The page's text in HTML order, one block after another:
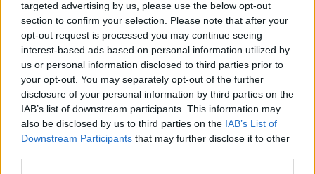
targeted advertising by us, please use the below opt-out
section to confirm your selection. Please note that after your
opt-out request is processed you may continue seeing
interest-based ads based on personal information utilized by
us or personal information disclosed to third parties prior to
your opt-out. You may separately opt-out of the further
disclosure of your personal information by third parties on the
IAB’s list of downstream participants. This information may
also be disclosed by us to third parties on the IAB’s List of
Downstream Participants that may further disclose it to other
E ardhmja e Felipe
Anderson te Lazio mbetet
enigmë, një ofertë arabe
shfaqet në horizont
19:04 / 06/01/2024
Nuk ka surpriza, lista e
Lazios për UEFA
Champions League
schedule 18:20 / 04/09/2023